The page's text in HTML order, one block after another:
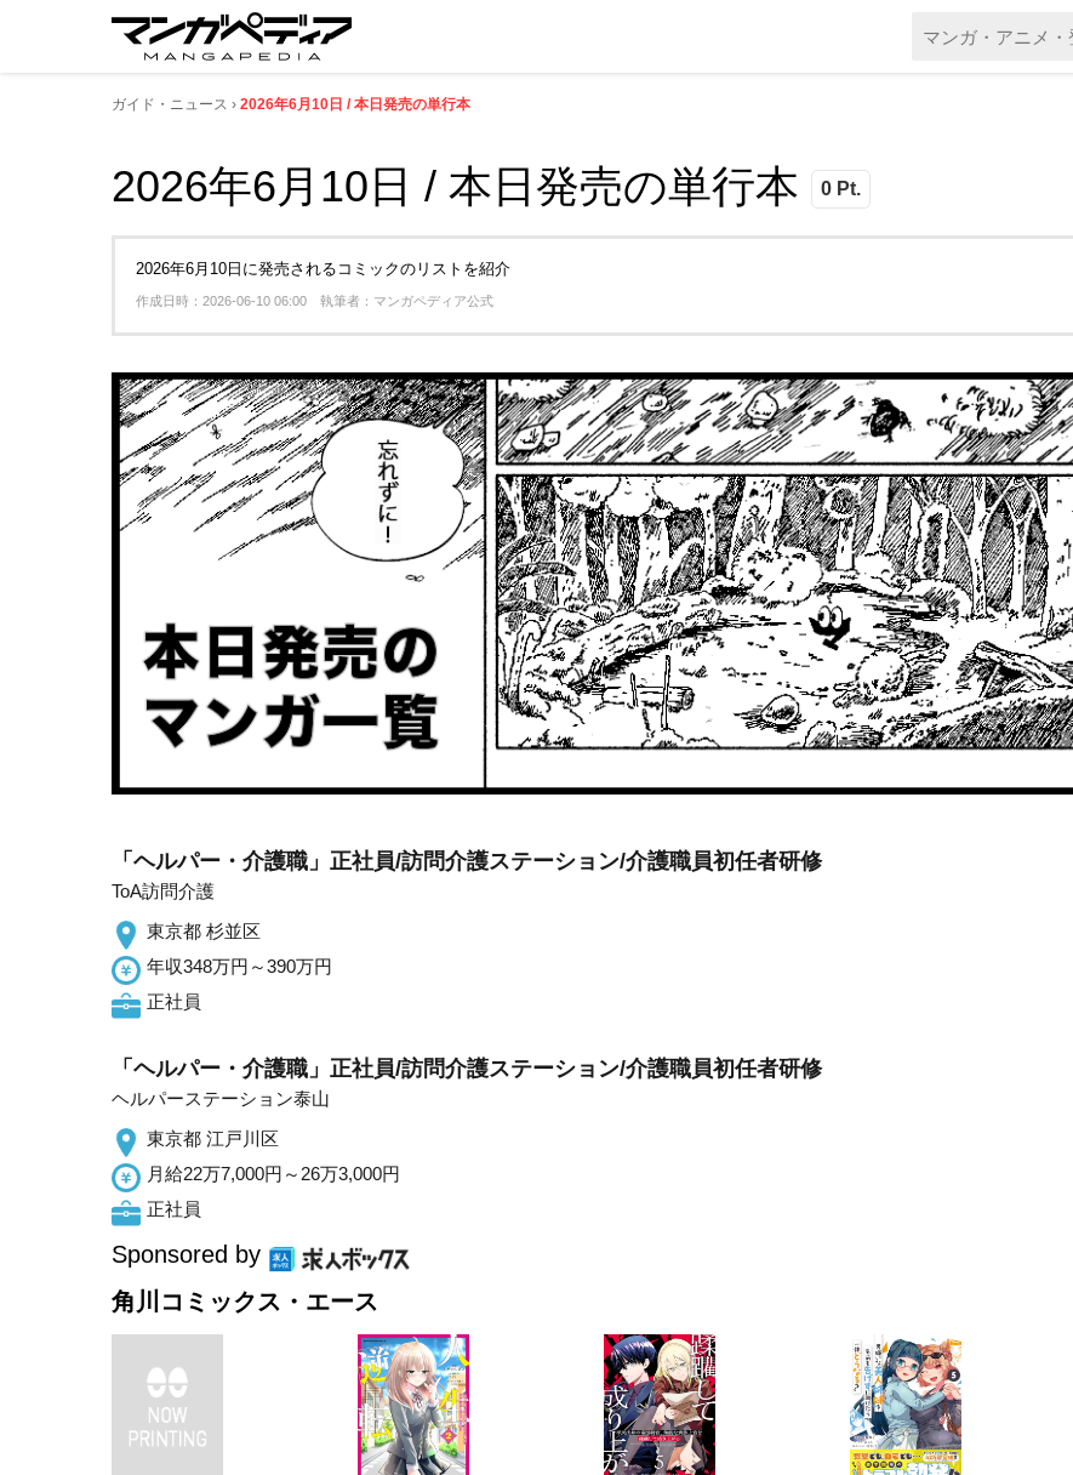
ガイド・ニュース 2026年6月10日 / 本日発売の単行本
2026年6月10日 / 本日発売の単行本 0 Pt.
2026年6月10日に発売されるコミックのリストを紹介
作成日時：2026-06-10 06:00 執筆者：マンガペディア公式
「ヘルパー・介護職」正社員/訪問介護ステーション/介護職員初任者研修
ToA訪問介護
東京都 杉並区
年収348万円～390万円
正社員
「ヘルパー・介護職」正社員/訪問介護ステーション/介護職員初任者研修
ヘルパーステーション泰山
東京都 江戸川区
月給22万7,000円～26万3,000円
正社員
Sponsored by
角川コミックス・エース